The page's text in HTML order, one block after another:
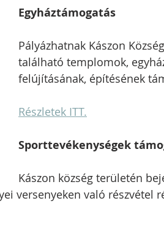
Egyháztámogatás
Pályázhatnak Kászon
található templomok,
felújításának, építésének
Részletek ITT.
Sporttevékenységek
Kászon község területén
versenyeken való részvétel